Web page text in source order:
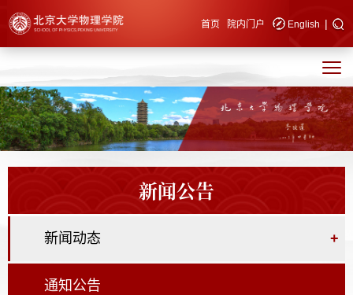
快速导航 首页 院内门户 English |
新闻公告
新闻动态 +
通知公告